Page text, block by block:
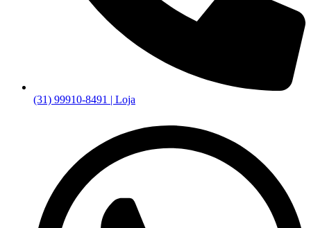
(31) 99910-8491 | Loja